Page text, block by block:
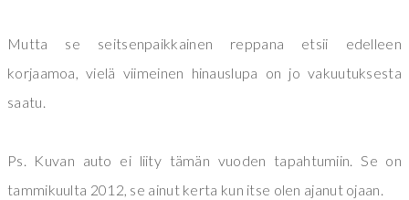
Mutta se seitsenpaikkainen reppana etsii edelleen
korjaamoa, vielä viimeinen hinauslupa on jo vakuutuksesta
saatu.
Ps. Kuvan auto ei liity tämän vuoden tapahtumiin. Se on
tammikuulta 2012, se ainut kerta kun itse olen ajanut ojaan.